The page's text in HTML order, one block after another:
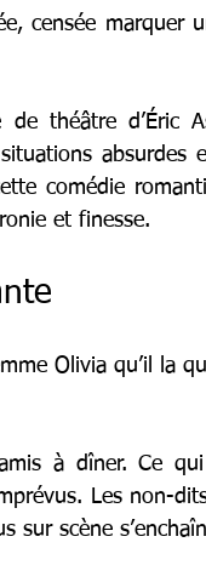
censée marquer
de théâtre d’Éric
absurdes
comédie
et finesse.
Olivia qu’il la
à dîner. Ce
Les non-
sur scène